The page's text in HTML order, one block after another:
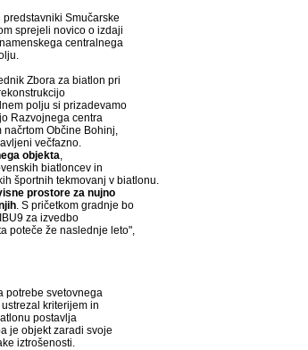
Smučarske
sprejeli novico o izdaji
centralnega
Zbora za biatlon pri
polju si prizadevamo
Razvojnega centra
načrtom Občine Bohinj,
večfazno.
objekta,
biatloncev in
športnih tekmovanj v biatlonu.
prostore za nujno
. S pričetkom gradnje bo
za izvedbo
poteče že naslednje leto",
potrebe svetovnega
kriterijem in
postavlja
je objekt zaradi svoje
iztrošenosti.